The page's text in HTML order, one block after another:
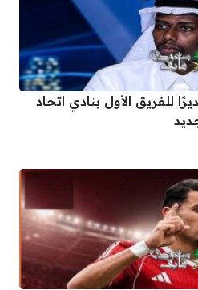
للفريق الأول بنادي اتحاد